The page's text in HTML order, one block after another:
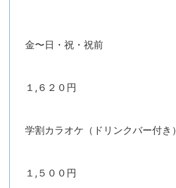
金〜日・祝・祝前
１,６２０円
学割カラオケ（ドリンクバー付き）
１,５００円